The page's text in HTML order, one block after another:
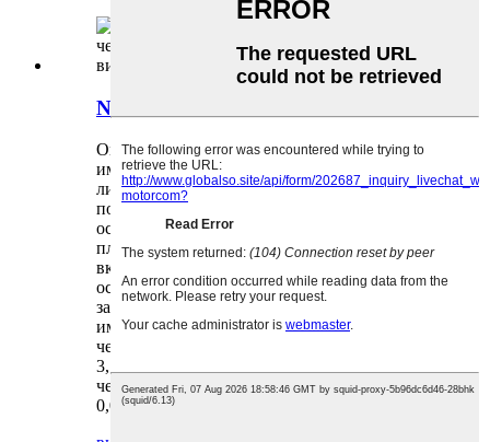
NEMA34 86мм линеарен хибрид...
Опис Хибридниот чекорен мотор NEMA 34
има големина од 86 mm. Исто така, тој е
линеарен чекорен мотор со надворешен
погон и вратило со завртка за водечка
осовина од 135 mm на врвот, исто така со
пластична навртка/лизгачка што се
вклопува. Моделот на завртката за водечка
осовина е: Tr15.875*P3.175*4N. Чекорот на
завртката за водечка осовина е 3,17 mm и
има 4 старта, па затоа вод = број на старт *
чекор на завртка за водечка осовина = 4 *
3,175 mm = 12,7 mm. Значи, должината на
чекорот на моторот е: 12,7 mm/200 чекори =
0,0635 mm/чекор. Имаме и други кабли...